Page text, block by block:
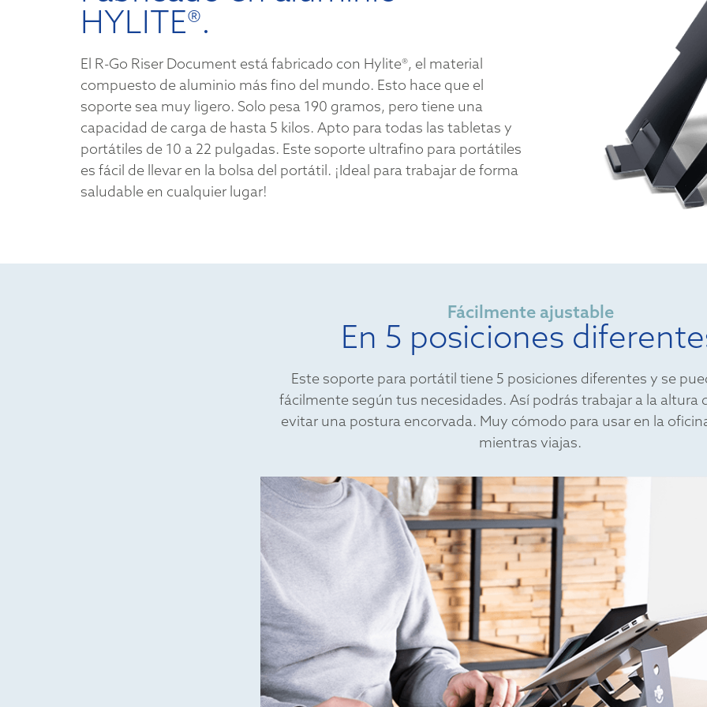
HYLITE®.
El R-Go Riser Document está fabricado con Hylite®, el material
compuesto de aluminio más fino del mundo. Esto hace que el
soporte sea muy ligero. Solo pesa 190 gramos, pero tiene una
capacidad de carga de hasta 5 kilos. Apto para todas las tabletas y
portátiles de 10 a 22 pulgadas. Este soporte ultrafino para portátiles
es fácil de llevar en la bolsa del portátil. ¡Ideal para trabajar de forma
saludable en cualquier lugar!
Fácilmente ajustable
En 5 posiciones
Este soporte para portátil tiene 5 posiciones diferentes y se
fácilmente según tus necesidades. Así podrás trabajar a la altura
evitar una postura encorvada. Muy cómodo para usar en la
mientras viajas.